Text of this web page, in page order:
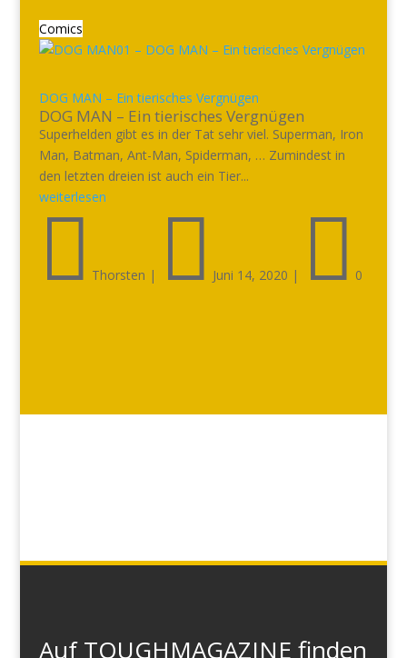
Comics
DOG MAN – Ein tierisches Vergnügen
DOG MAN – Ein tierisches Vergnügen
Superhelden gibt es in der Tat sehr viel. Superman, Iron
Man, Batman, Ant-Man, Spiderman, … Zumindest in
den letzten dreien ist auch ein Tier...
weiterlesen
 Thorsten |  Juni 14, 2020 |  0
Auf TOUGHMAGAZINE finden